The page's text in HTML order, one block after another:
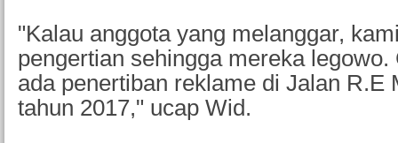
"Kalau anggota yang melanggar,
pengertian sehingga mereka legowo.
ada penertiban reklame di Jalan R.E
tahun 2017," ucap Wid.